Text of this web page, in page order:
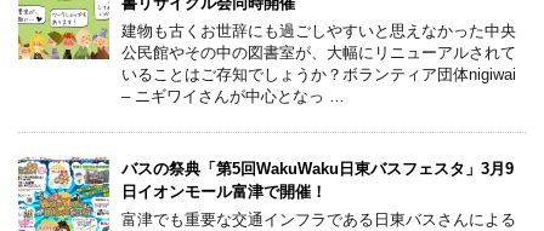
建物も古くお世辞にも過ごしやすいと思えなかった中央
公民館やその中の図書室が、大幅にリニューアルされて
いることはご存知でしょうか？ボランティア団体nigiwai
– ニギワイさんが中心となっ …
バスの祭典「第5回WakuWaku日東バスフェスタ」3月9
日イオンモール富津で開催！
富津でも重要な交通インフラである日東バスさんによる